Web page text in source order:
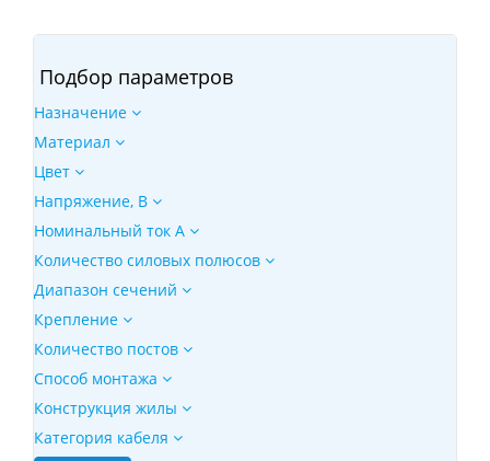
Подбор параметров
Назначение
Материал
Цвет
Напряжение, B
Номинальный ток А
Количество силовых полюсов
Диапазон сечений
Крепление
Количество постов
Способ монтажа
Конструкция жилы
Категория кабеля